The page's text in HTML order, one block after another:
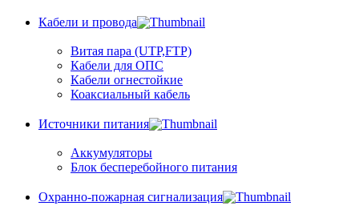
Кабели и провода
Витая пара (UTP,FTP)
Кабели для ОПС
Кабели огнестойкие
Коаксиальный кабель
Источники питания
Аккумуляторы
Блок бесперебойного питания
Охранно-пожарная сигнализация